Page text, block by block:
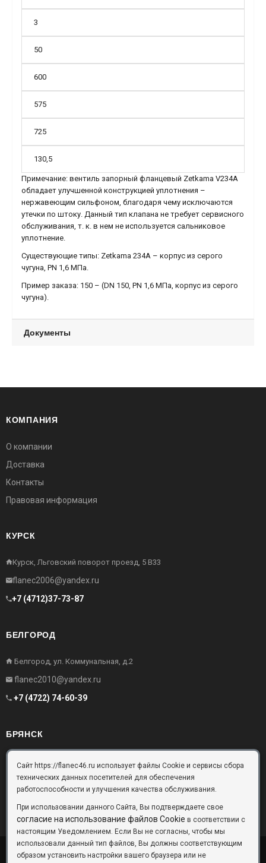
3
50
600
575
725
130,5
Примечание: вентиль запорный фланцевый Zetkama V234А
обладает улучшенной конструкцией уплотнения –
нержавеющим сильфоном, благодаря чему исключаются
утечки по штоку. Данный тип клапана не требует сервисного
обслуживания, т. к. в нем не используется сальниковое
уплотнение.
Существующие типы: Zetkama 234A – корпус из серого
чугуна, PN 1,6 МПа.
Пример заказа: 150 – (DN 150, PN 1,6 МПа, корпус из серого
чугуна).
Документы
КОМПАНИЯ
О компании
Доставка
Контакты
Правовая информация
КУРСК
Курск, Льговский поворот проезд, 5 В33
flanec2006@yandex.ru
+7 (4712)37-73-87
БЕЛГОРОД
Белгород, ул. Коммунальная, д.2
flanec2010@yandex.ru
+7 (4722) 74-60-39
БРЯНСК
Брянск, Московский проезд, д.10, офис 3
flanec32@yandex.ru
Copyright © 2026 © ООО «Фланец-Комплект»
Сайт https://flanec46.ru использует файлы Cookie и сервисы сбора
технических данных посетителей для обеспечения
работоспособности и улучшения качества обслуживания.
При использовании данного Сайта, Вы подтверждаете свое
согласие на использование файлов Cookie в соответствии с
настоящим Уведомлением. Если Вы не согласны, чтобы мы
использовали данный тип файлов, Вы должны соответствующим
образом установить настройки вашего браузера или не